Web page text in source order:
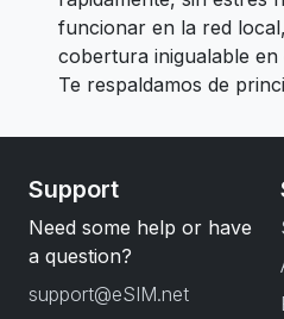
funcionar en la red
cobertura inigualable en
Te respaldamos de
Support
Need some help or have
a question?
support@eSIM.net